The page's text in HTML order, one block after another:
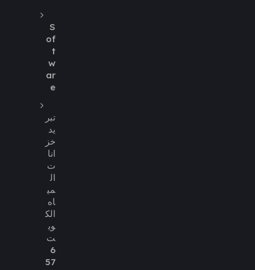
S
of
t
w
ar
e
تبر
يد
خز
انا
ت
ال
مي
اه
الك
وي
ت
6
57